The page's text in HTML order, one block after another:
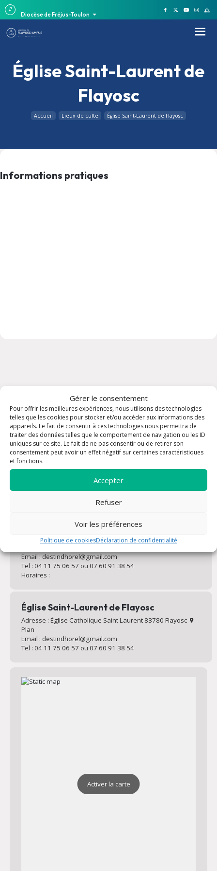
Diocèse de Fréjus-Toulon
Gérer le consentement
Pour offrir les meilleures expériences, nous utilisons des technologies
telles que les cookies pour stocker et/ou accéder aux informations des
appareils. Le fait de consentir à ces technologies nous permettra de
traiter des données telles que le comportement de navigation ou les ID
uniques sur ce site. Le fait de ne pas consentir ou de retirer son
consentement peut avoir un effet négatif sur certaines caractéristiques
et fonctions.
Accepter
Refuser
Voir les préférences
Politique de cookiesDéclaration de confidentialité
Église Saint-Laurent de
Flayosc
Accueil Lieux de culte Église Saint-Laurent de Flayosc
Informations pratiques
Rencontrons-nous !
Vous souhaitez rencontrer un prêtre, avez une question,
voulez prier ou nous rejoindre ? N’hésitez pas à nous
contacter. La paroisse de Flayosc et d'Ampus vous
Email : destindhorel@gmail.com
Tel : 04 11 75 06 57 ou 07 60 91 38 54
Horaires :
Église Saint-Laurent de Flayosc
Adresse : Église Catholique Saint Laurent 83780 Flayosc
Plan
Email : destindhorel@gmail.com
Tel : 04 11 75 06 57 ou 07 60 91 38 54
Activer la carte